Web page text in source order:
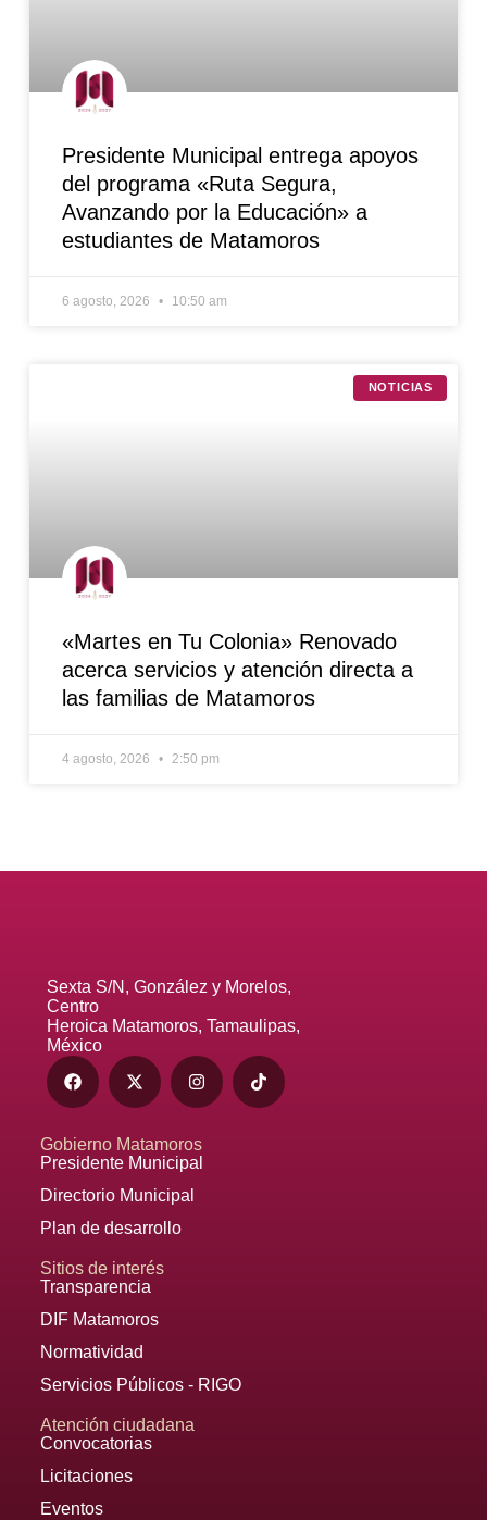
Presidente Municipal entrega apoyos
del programa «Ruta Segura,
Avanzando por la Educación» a
estudiantes de Matamoros
6 agosto, 2026 10:50 am
NOTICIAS
«Martes en Tu Colonia» Renovado
acerca servicios y atención directa a
las familias de Matamoros
4 agosto, 2026 2:50 pm
Sexta S/N, González y Morelos,
Centro
Heroica Matamoros, Tamaulipas,
México
Gobierno Matamoros
Presidente Municipal
Directorio Municipal
Plan de desarrollo
Sitios de interés
Transparencia
DIF Matamoros
Normatividad
Servicios Públicos - RIGO
Atención ciudadana
Convocatorias
Licitaciones
Eventos